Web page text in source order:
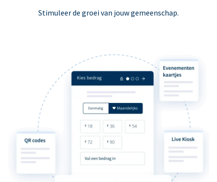
Stimuleer de groei van jouw gemeenschap.